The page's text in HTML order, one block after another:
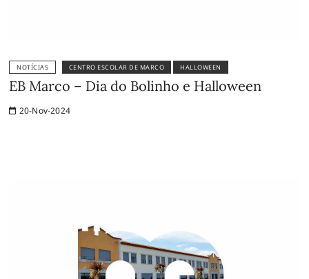
NOTÍCIAS CENTRO ESCOLAR DE MARCO HALLOWEEN
EB Marco – Dia do Bolinho e Halloween
20-Nov-2024